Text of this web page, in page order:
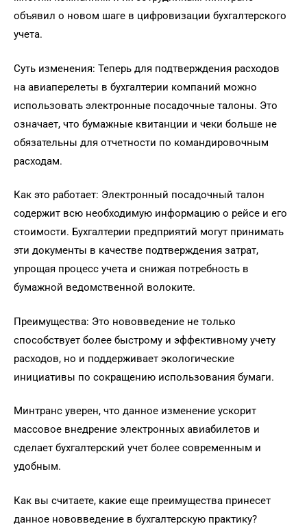
объявил о новом шаге в цифровизации бухгалтерского
учета.
Суть изменения: Теперь для подтверждения расходов
на авиаперелеты в бухгалтерии компаний можно
использовать электронные посадочные талоны. Это
означает, что бумажные квитанции и чеки больше не
обязательны для отчетности по командировочным
расходам.
Как это работает: Электронный посадочный талон
содержит всю необходимую информацию о рейсе и его
стоимости. Бухгалтерии предприятий могут принимать
эти документы в качестве подтверждения затрат,
упрощая процесс учета и снижая потребность в
бумажной ведомственной волоките.
Преимущества: Это нововведение не только
способствует более быстрому и эффективному учету
расходов, но и поддерживает экологические
инициативы по сокращению использования бумаги.
Минтранс уверен, что данное изменение ускорит
массовое внедрение электронных авиабилетов и
сделает бухгалтерский учет более современным и
удобным.
Как вы считаете, какие еще преимущества принесет
данное нововведение в бухгалтерскую практику?